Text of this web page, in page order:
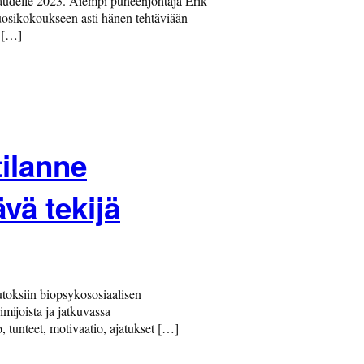
asti hänen tehtäviään
[…]
tekijä
biopsykososiaalisen
ja jatkuvassa
tunteet, motivaatio, ajatukset […]